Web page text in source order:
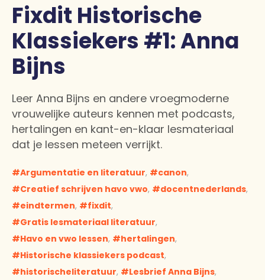
Fixdit Historische
Klassiekers #1: Anna
Bijns
Leer Anna Bijns en andere vroegmoderne
vrouwelijke auteurs kennen met podcasts,
hertalingen en kant-en-klaar lesmateriaal
dat je lessen meteen verrijkt.
Argumentatie en literatuur, canon,
Creatief schrijven havo vwo, docentnederlands,
eindtermen, fixdit,
Gratis lesmateriaal literatuur,
Havo en vwo lessen, hertalingen,
Historische klassiekers podcast,
historischeliteratuur, Lesbrief Anna Bijns,